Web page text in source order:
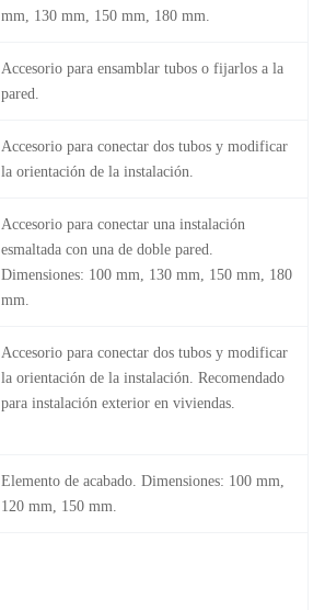
mm, 130 mm, 150 mm, 180 mm.
Accesorio para ensamblar tubos o fijarlos a la
pared.
Accesorio para conectar dos tubos y modificar
la orientación de la instalación.
Accesorio para conectar una instalación
esmaltada con una de doble pared.
Dimensiones: 100 mm, 130 mm, 150 mm, 180
mm.
Accesorio para conectar dos tubos y modificar
la orientación de la instalación. Recomendado
para instalación exterior en viviendas.
Elemento de acabado. Dimensiones: 100 mm,
120 mm, 150 mm.